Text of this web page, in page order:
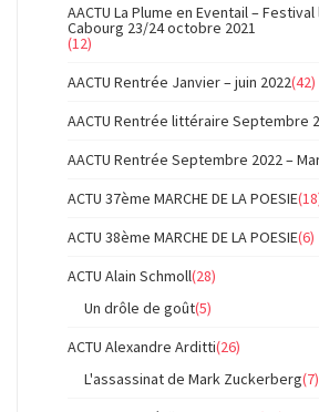
AACTU La Plume en Eventail –
Cabourg 23/24 octobre 2021
(12)
AACTU Rentrée Janvier – juin 2022(42)
AACTU Rentrée littéraire Septembre
AACTU Rentrée Septembre 2022 –
ACTU 37ème MARCHE DE LA POESIE
ACTU 38ème MARCHE DE LA POESIE(6)
ACTU Alain Schmoll(28)
Un drôle de goût(5)
ACTU Alexandre Arditti(26)
L'assassinat de Mark Zuckerberg(7)